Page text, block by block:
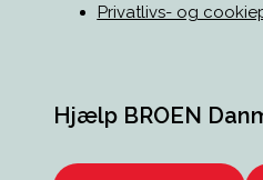
Privatlivs- og
Hjælp BROEN